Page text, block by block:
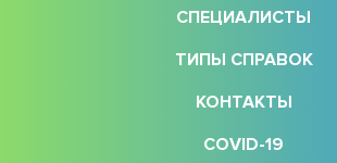
СПЕЦИАЛИСТЫ
ТИПЫ СПРАВОК
КОНТАКТЫ
COVID-19